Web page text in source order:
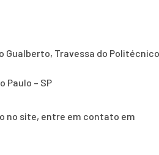
Gualberto, Travessa do
Paulo – SP
no site, entre em contato em